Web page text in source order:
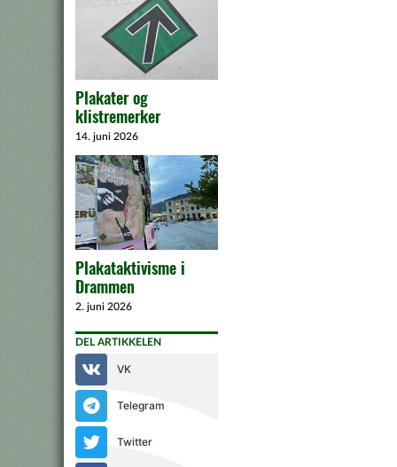
Plakater og
klistremerker
14. juni 2026
Plakataktivisme i
Drammen
2. juni 2026
DEL ARTIKKELEN
VK
Telegram
Twitter